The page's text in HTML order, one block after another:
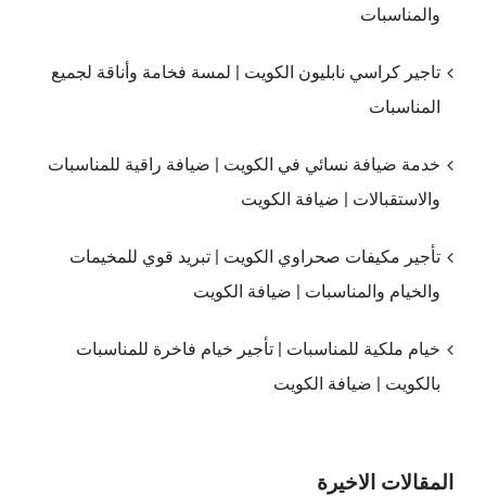
والمناسبات
تاجير كراسي نابليون الكويت | لمسة فخامة وأناقة لجميع
المناسبات
خدمة ضيافة نسائي في الكويت | ضيافة راقية للمناسبات
والاستقبالات | ضيافة الكويت
تأجير مكيفات صحراوي الكويت | تبريد قوي للمخيمات
والخيام والمناسبات | ضيافة الكويت
خيام ملكية للمناسبات | تأجير خيام فاخرة للمناسبات
بالكويت | ضيافة الكويت
المقالات الاخيرة